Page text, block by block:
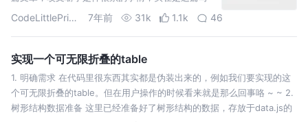
的太棒了，所以忍不住想和大家一起分享。 该译文
CodeLittlePrince 7年前 31k 1.1k 46
实现一个可无限折叠的table
1. 明确需求 在代码里很东西其实都是伪装出来的，例如我们要实现的这
个可无限折叠的table。但在用户操作的时候看来就是那么回事咯 ~ ~ 2.
树形结构数据准备 这里已经准备好了树形结构的数据，存放于data.js的